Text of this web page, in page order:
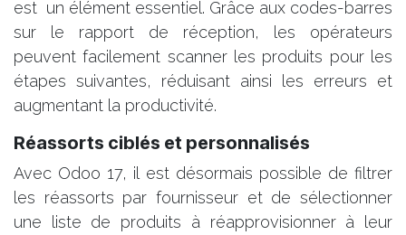
est un élément essentiel. Grâce aux codes-barres
sur le rapport de réception, les opérateurs
peuvent facilement scanner les produits pour les
étapes suivantes, réduisant ainsi les erreurs et
augmentant la productivité.
Réassorts ciblés et personnalisés
Avec Odoo 17, il est désormais possible de filtrer
les réassorts par fournisseur et de sélectionner
une liste de produits à réapprovisionner à leur